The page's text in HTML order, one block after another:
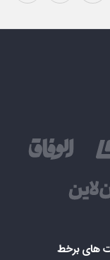
های برخط